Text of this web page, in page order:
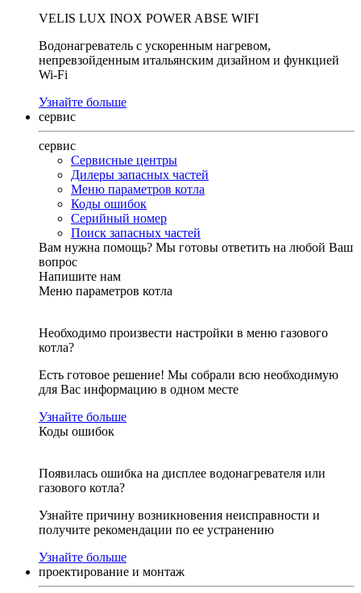
VELIS LUX INOX POWER ABSE WIFI
Водонагреватель с ускоренным нагревом,
непревзойденным итальянским дизайном и функцией
Wi-Fi
Узнайте больше
сервис
сервис
Сервисные центры
Дилеры запасных частей
Меню параметров котла
Коды ошибок
Серийный номер
Поиск запасных частей
Вам нужна помощь? Мы готовы ответить на любой Ваш
вопрос
Напишите нам
Меню параметров котла
Необходимо произвести настройки в меню газового
котла?
Есть готовое решение! Мы собрали всю необходимую
для Вас информацию в одном месте
Узнайте больше
Коды ошибок
Появилась ошибка на дисплее водонагревателя или
газового котла?
Узнайте причину возникновения неисправности и
получите рекомендации по ее устранению
Узнайте больше
проектирование и монтаж